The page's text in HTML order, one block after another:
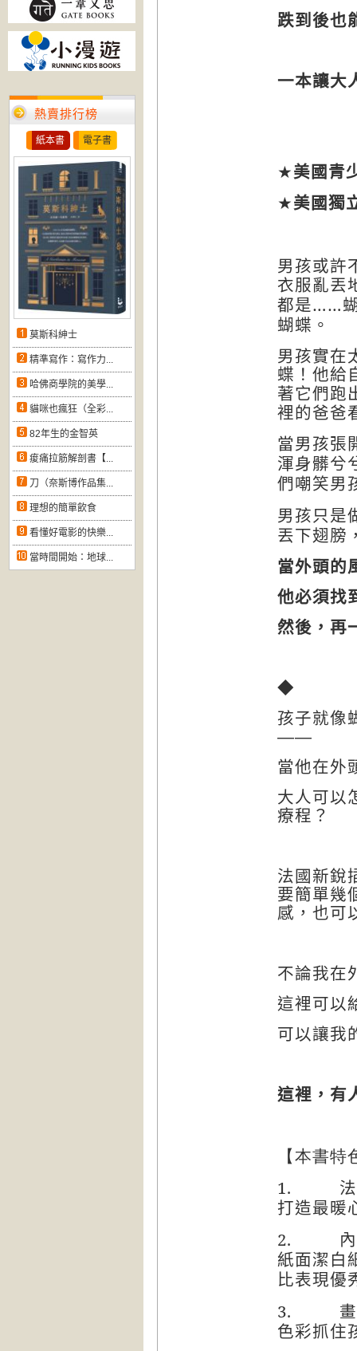
熱賣排行榜
紙本書 電子書
莫斯科紳士
精準寫作：寫作力...
哈佛商學院的美學...
貓咪也瘋狂（全彩...
82年生的金智英
痠痛拉筋解剖書【...
刀（奈斯博作品集...
理想的簡單飲食
看懂好電影的快樂...
當時間開始：地球...
跌到後也
一本讓大
★美國青
★美國獨
男孩或許
衣服亂丟
都是……
蝴蝶。
男孩實在
蝶！他給
著它們跑
裡的爸爸
當男孩張
渾身髒兮
們嘲笑男
男孩只是
丟下翅膀
當外頭的
他必須找
然後，再
◆
孩子就像
——
當他在外
大人可以
療程？
法國新銳
要簡單幾
感，也可
不論我在
這裡可以
可以讓我
這裡，有
【本書特
1.
打造最暖
2.
紙面潔白
比表現優
3.
色彩抓住